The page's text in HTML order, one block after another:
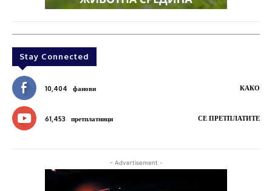
Stay Connected
10,404 фанови КАКО
61,453 претплатници СЕ ПРЕТПЛАТИТЕ
- Advertisement -